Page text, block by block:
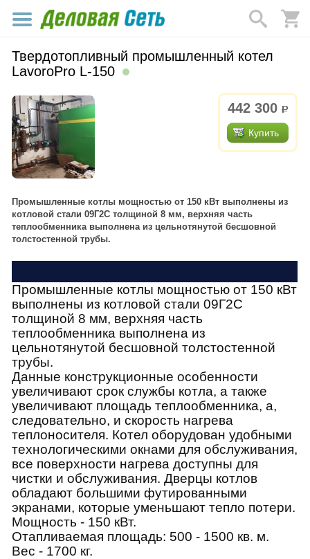
Твердотопливный промышленный котел
LavoroPro L-150
442 300 р.
Купить
Промышленные котлы мощностью от 150 кВт выполнены из
котловой стали 09Г2С толщиной 8 мм, верхняя часть
теплообменника выполнена из цельнотянутой бесшовной
толстостенной трубы.
Промышленные котлы мощностью от 150 кВт
выполнены из котловой стали 09Г2С
толщиной 8 мм, верхняя часть
теплообменника выполнена из
цельнотянутой бесшовной толстостенной
трубы.
Данные конструкционные особенности
увеличивают срок службы котла, а также
увеличивают площадь теплообменника, а,
следовательно, и скорость нагрева
теплоносителя. Котел оборудован удобными
технологическими окнами для обслуживания,
все поверхности нагрева доступны для
чистки и обслуживания. Дверцы котлов
обладают большими футированными
экранами, которые уменьшают тепло потери.
Мощность - 150 кВт.
Отапливаемая площадь: 500 - 1500 кв. м.
Вес - 1700 кг.